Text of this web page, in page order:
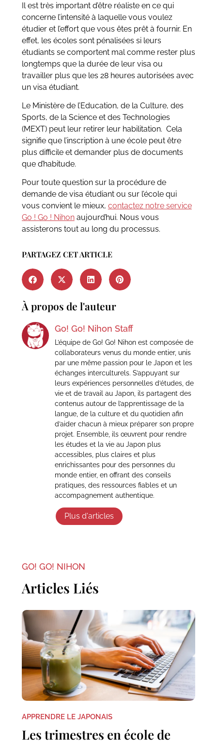
Il est très important d’être réaliste en ce qui
concerne l’intensité à laquelle vous voulez
étudier et l’effort que vous êtes prêt à fournir. En
effet, les écoles sont pénalisées si leurs
étudiants se comportent mal comme rester plus
longtemps que la durée de leur visa ou
travailler plus que les 28 heures autorisées avec
un visa étudiant.
Le Ministère de l’Education, de la Culture, des
Sports, de la Science et des Technologies
(MEXT) peut leur retirer leur habilitation. Cela
signifie que l’inscription à une école peut être
plus difficile et demander plus de documents
que d’habitude.
Pour toute question sur la procédure de
demande de visa étudiant ou sur l’école qui
vous convient le mieux, contactez notre service
Go ! Go ! Nihonaujourd’hui. Nous vous
assisterons tout au long du processus.
PARTAGEZ CET ARTICLE
À propos de l'auteur
Go! Go! Nihon Staff
L’équipe de Go! Go! Nihon est composée de
collaborateurs venus du monde entier, unis
par une même passion pour le Japon et les
échanges interculturels. S’appuyant sur
leurs expériences personnelles d’études, de
vie et de travail au Japon, ils partagent des
contenus autour de l’apprentissage de la
langue, de la culture et du quotidien afin
d’aider chacun à mieux préparer son propre
projet. Ensemble, ils œuvrent pour rendre
les études et la vie au Japon plus
accessibles, plus claires et plus
enrichissantes pour des personnes du
monde entier, en offrant des conseils
pratiques, des ressources fiables et un
accompagnement authentique.
Plus d'articles
GO! GO! NIHON
Articles Liés
APPRENDRE LE JAPONAIS
Les trimestres en école de